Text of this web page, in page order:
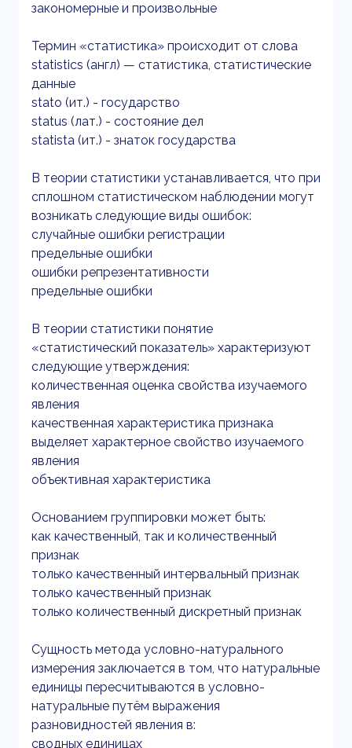
закономерные и произвольные
Термин «статистика» происходит от слова
statistics (англ) — статистика, статистические
данные
stato (ит.) - государство
status (лат.) - состояние дел
statista (ит.) - знаток государства
В теории статистики устанавливается, что при
сплошном статистическом наблюдении могут
возникать следующие виды ошибок:
случайные ошибки регистрации
предельные ошибки
ошибки репрезентативности
предельные ошибки
В теории статистики понятие
«статистический показатель» характеризуют
следующие утверждения:
количественная оценка свойства изучаемого
явления
качественная характеристика признака
выделяет характерное свойство изучаемого
явления
объективная характеристика
Основанием группировки может быть:
как качественный, так и количественный
признак
только качественный интервальный признак
только качественный признак
только количественный дискретный признак
Сущность метода условно-натурального
измерения заключается в том, что натуральные
единицы пересчитываются в условно-
натуральные путём выражения
разновидностей явления в:
сводных единицах